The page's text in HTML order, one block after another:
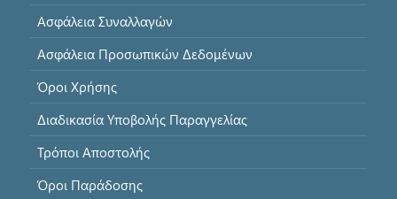
Ασφάλεια Συναλλαγών
Ασφάλεια Προσωπικών Δεδομένων
Όροι Χρήσης
Διαδικασία Υποβολής Παραγγελίας
Τρόποι Αποστολής
Όροι Παράδοσης